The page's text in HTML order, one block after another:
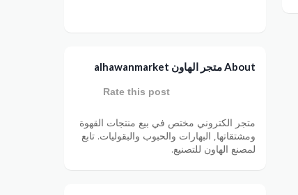
About متجر الهاون alhawanmarket
Rate this post
متجر الكتروني مختص في بيع منتجات القهوة
ومشتقاتها, البهارات والحبوب والبقوليات. تابع
لمصنع الهاون للتصنيع.